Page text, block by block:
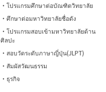
・โปรแกรมศึกษาต่อบัณฑิตวิทยาลัย
・ศึกษาต่อมหาวิทยาลัยชื่อดัง
・โปรแกรมสอบเข้ามหาวิทยาลัยด้าน
ศิลปะ
・สอบวัดระดับภาษาญี่ปุ่น(JLPT)
・สัมผัสวัฒนธรรม
・ธุรกิจ